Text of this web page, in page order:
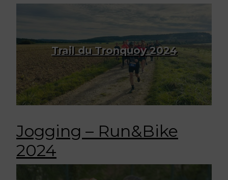
Trail du Tronquoy 2024
Jogging – Run&Bike
2024